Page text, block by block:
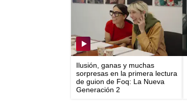
Ilusión, ganas y muchas
sorpresas en la primera lectura
de guion de Foq: La Nueva
Generación 2